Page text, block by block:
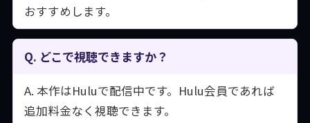
おすすめします。
Q. どこで視聴できますか？
A. 本作はHuluで配信中です。Hulu会員であれば
追加料金なく視聴できます。